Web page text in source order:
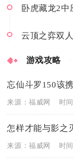
卧虎藏龙2中
云顶之弈双
游戏攻略
忘仙斗罗150该
来源：福威网 时
怎样才能与影之
来源：福威网 时